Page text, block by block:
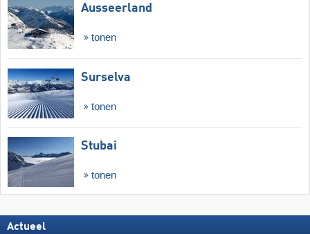
Ausseerland
tonen
Surselva
tonen
Stubai
tonen
Actueel